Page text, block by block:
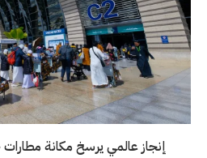
إنجاز عالمي يرسخ مكانة مطارات